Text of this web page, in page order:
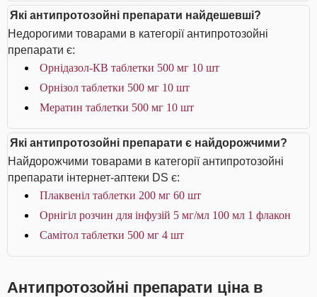
Які антипротозойні препарати найдешевші?
Недорогими товарами в категорії антипротозойні
препарати є:
Орнідазол-КВ таблетки 500 мг 10 шт
Орнізол таблетки 500 мг 10 шт
Мератин таблетки 500 мг 10 шт
Які антипротозойні препарати є найдорожчими?
Найдорожчими товарами в категорії антипротозойні
препарати інтернет-аптеки DS є:
Плаквеніл таблетки 200 мг 60 шт
Орнігіл розчин для інфузій 5 мг/мл 100 мл 1 флакон
Самітол таблетки 500 мг 4 шт
Антипротозойні препарати ціна в